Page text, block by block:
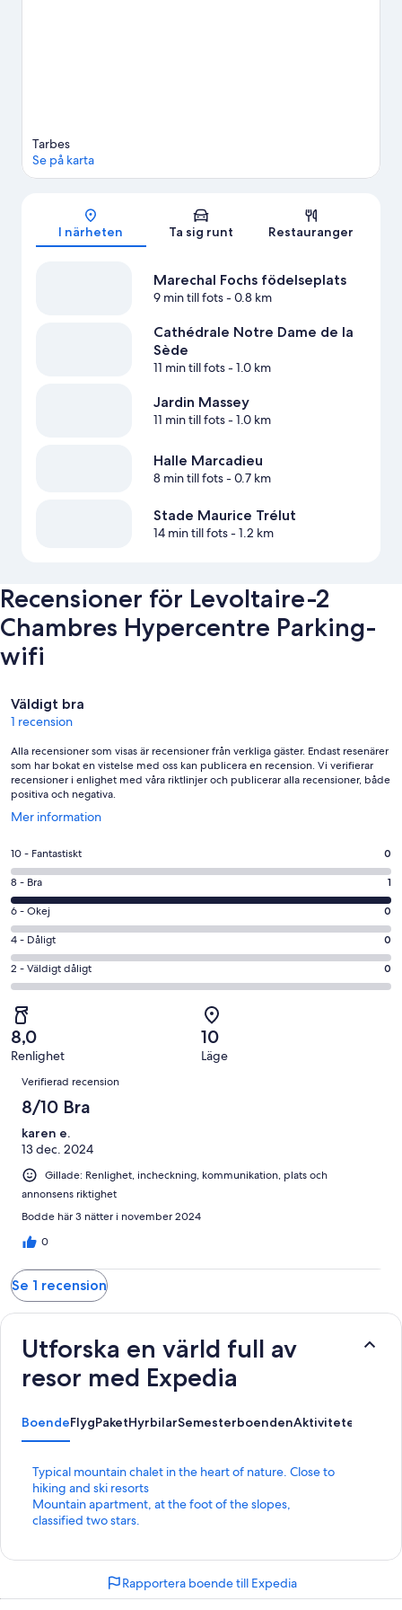
Karta
Tarbes
Se på karta
I närheten Ta sig runt Restauranger
Marechal Fochs födelseplats
9 min till fots- 0.8 km
Cathédrale Notre Dame de la
Sède
11 min till fots- 1.0 km
Jardin Massey
11 min till fots- 1.0 km
Halle Marcadieu
8 min till fots- 0.7 km
Stade Maurice Trélut
14 min till fots- 1.2 km
Recensioner för Levoltaire-2
Chambres Hypercentre Parking-
wifi
Recensioner
Väldigt bra
1 recension
Alla recensioner som visas är recensioner från verkliga gäster. Endast resenärer
som har bokat en vistelse med oss kan publicera en recension. Vi verifierar
recensioner i enlighet med våra riktlinjer och publicerar alla recensioner, både
positiva och negativa.
Mer information
Öppnas
ett
fönster
10
-
Fantastiskt
i
betyg.
0
av
1
recensioner
10 - Fantastiskt 0
8
-
Bra
i
betyg.
1
av
recensioner
8 - Bra 1
6
-
Okej
i
betyg.
0
av
1
recensioner
6 - Okej 0
4
-
Dåligt
betyg.
0
av
recensioner
4 - Dåligt 0
2
-
Väldigt
dåligt
i
betyg.
av
recensioner
2 - Väldigt dåligt 0
8,0
Renlighet
10
Läge
Recensioner
Verifierad recension
8/10 Bra
karen e.
13 dec. 2024
Gillade: Renlighet, incheckning, kommunikation, plats och
annonsens riktighet
Bodde här 3 nätter i november 2024
0
Se 1 recension
Utforska en värld full av
resor med Expedia
BoendeFlygPaketHyrbilarSemesterboendenAktiviteter
Typical mountain chalet in the heart of nature. Close to
hiking and ski resorts
L
ä
n
k
s
Mountain apartment, at the foot of the slopes,
classified two stars.
L
ä
l
Rapportera boende till Expedia